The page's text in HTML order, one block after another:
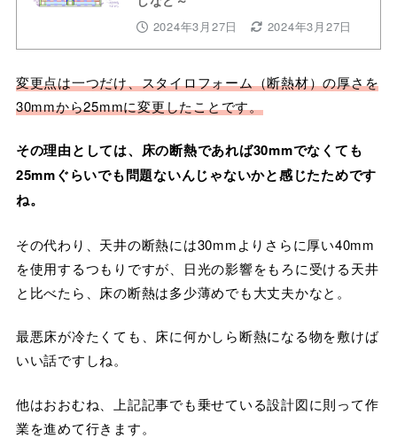
2024年3月27日 2024年3月27日
変更点は一つだけ、スタイロフォーム（断熱材）の厚さを
30mmから25mmに変更したことです。
その理由としては、床の断熱であれば30mmでなくても
25mmぐらいでも問題ないんじゃないかと感じたためです
ね。
その代わり、天井の断熱には30mmよりさらに厚い40mm
を使用するつもりですが、日光の影響をもろに受ける天井
と比べたら、床の断熱は多少薄めでも大丈夫かなと。
最悪床が冷たくても、床に何かしら断熱になる物を敷けば
いい話ですしね。
他はおおむね、上記記事でも乗せている設計図に則って作
業を進めて行きます。